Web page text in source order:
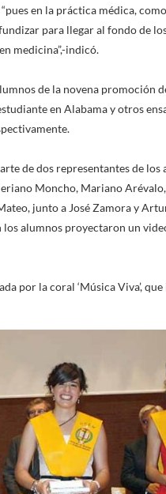
en la práctica médica,
para llegar al fondo de
medicina”,-indicó.
de la novena promoción
en Alabama y otros
de dos representantes de los
Moncho, Mariano
junto a José Zamora y
alumnos proyectaron un
por la coral ‘Música Viva’,